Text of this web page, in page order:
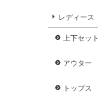
レディース
上下セット
アウター
トップス